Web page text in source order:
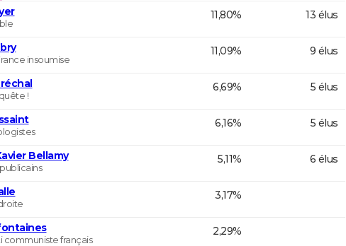
11,80% 13 élus
insoumise
11,09% 9 élus
!
6,69% 5 élus
6,16% 5 élus
Bellamy 5,11% 6 élus
3,17%
communiste français
2,29%